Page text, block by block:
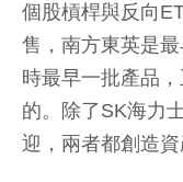
個股槓桿與反向
售，南方東英是
時最早一批產品
的。除了SK海力
迎，兩者都創造資